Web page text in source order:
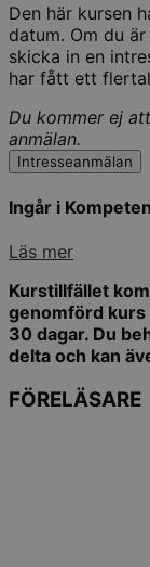
Den här kursen
datum. Om du
skicka in en
har fått ett
Du kommer ej
anmälan.
Intresseanmälan
Ingår i
Läs mer
Kurstillfället
genomförd kurs
30 dagar. Du
delta och kan
FÖRELÄSARE